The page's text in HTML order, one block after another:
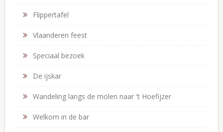
Flippertafel
Vlaanderen feest
Speciaal bezoek
De ijskar
Wandeling langs de molen naar 't Hoefijzer
Welkom in de bar